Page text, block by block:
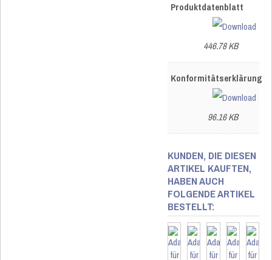
Produktdatenblatt
446.78 KB
Konformitätserklärung
96.16 KB
KUNDEN, DIE DIESEN
ARTIKEL KAUFTEN,
HABEN AUCH
FOLGENDE ARTIKEL
BESTELLT: